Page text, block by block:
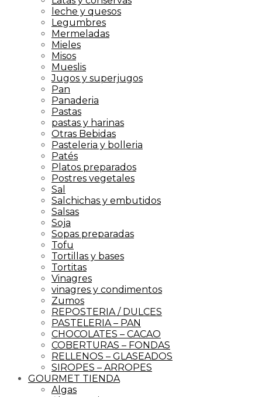
leche y quesos
Legumbres
Mermeladas
Mieles
Misos
Mueslis
Jugos y superjugos
Pan
Panaderia
Pastas
pastas y harinas
Otras Bebidas
Pasteleria y bolleria
Patés
Platos preparados
Postres vegetales
Sal
Salchichas y embutidos
Salsas
Soja
Sopas preparadas
Tofu
Tortillas y bases
Tortitas
Vinagres
vinagres y condimentos
Zumos
REPOSTERIA / DULCES
PASTELERIA – PAN
CHOCOLATES – CACAO
COBERTURAS – FONDAS
RELLENOS – GLASEADOS
SIROPES – ARROPES
GOURMET TIENDA
Algas